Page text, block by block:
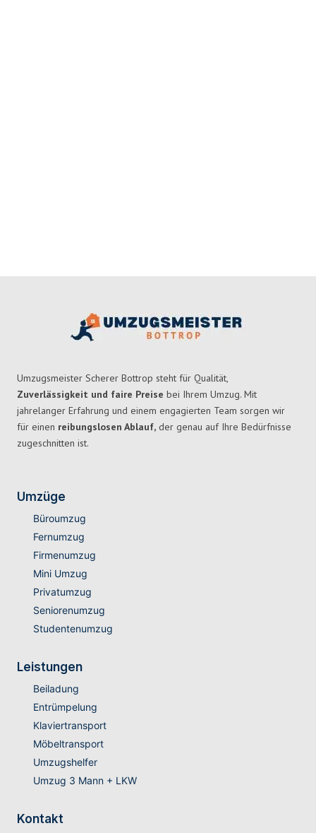
Umzugsmeister Scherer Bottrop steht für Qualität,
Zuverlässigkeit und faire Preise bei Ihrem Umzug. Mit
jahrelanger Erfahrung und einem engagierten Team sorgen wir
für einen reibungslosen Ablauf, der genau auf Ihre Bedürfnisse
zugeschnitten ist.
Umzüge
Büroumzug
Fernumzug
Firmenumzug
Mini Umzug
Privatumzug
Seniorenumzug
Studentenumzug
Leistungen
Beiladung
Entrümpelung
Klaviertransport
Möbeltransport
Umzugshelfer
Umzug 3 Mann + LKW
Kontakt